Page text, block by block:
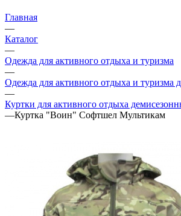
Главная
—
Каталог
—
Одежда для активного отдыха и туризма
—
Одежда для активного отдыха и туризма
—
Куртки для активного отдыха
—Куртка "Воин" Софтшел Мультикам